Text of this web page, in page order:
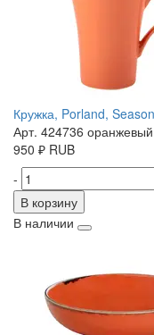
Кружка, Porland,
Арт. 424736 оранжевый
950 ₽ RUB
-
В корзину
В наличии